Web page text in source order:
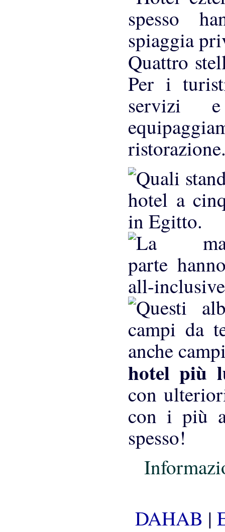
Quattro
Per i
servizi
hotel più
con
con i più
spesso!
DAHAB |